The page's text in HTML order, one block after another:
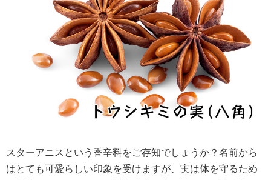
スターアニスという香辛料をご存知でしょうか？名前から
はとても可愛らしい印象を受けますが、実は体を守るため